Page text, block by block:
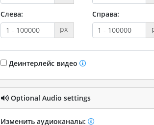
Слева:
px
Справа:
Деинтерлейс видео
Optional Audio settings
Изменить аудиоканалы: